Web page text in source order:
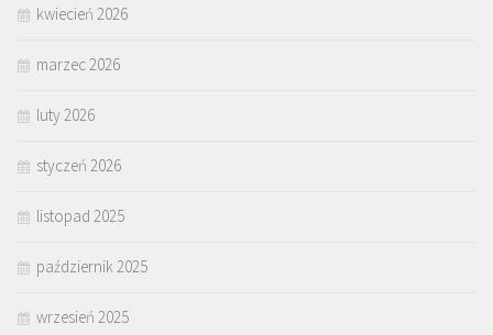
kwiecień 2026
marzec 2026
luty 2026
styczeń 2026
listopad 2025
październik 2025
wrzesień 2025